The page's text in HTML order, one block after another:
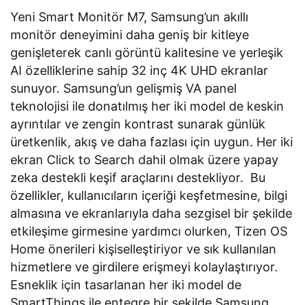
Yeni Smart Monitör M7, Samsung’un akıllı
monitör deneyimini daha geniş bir kitleye
genişleterek canlı görüntü kalitesine ve yerleşik
AI özelliklerine sahip 32 inç 4K UHD ekranlar
sunuyor. Samsung’un gelişmiş VA panel
teknolojisi ile donatılmış her iki model de keskin
ayrıntılar ve zengin kontrast sunarak günlük
üretkenlik, akış ve daha fazlası için uygun. Her iki
ekran Click to Search dahil olmak üzere yapay
zeka destekli keşif araçlarını destekliyor. Bu
özellikler, kullanıcıların içeriği keşfetmesine, bilgi
almasına ve ekranlarıyla daha sezgisel bir şekilde
etkileşime girmesine yardımcı olurken, Tizen OS
Home önerileri kişiselleştiriyor ve sık kullanılan
hizmetlere ve girdilere erişmeyi kolaylaştırıyor.
Esneklik için tasarlanan her iki model de